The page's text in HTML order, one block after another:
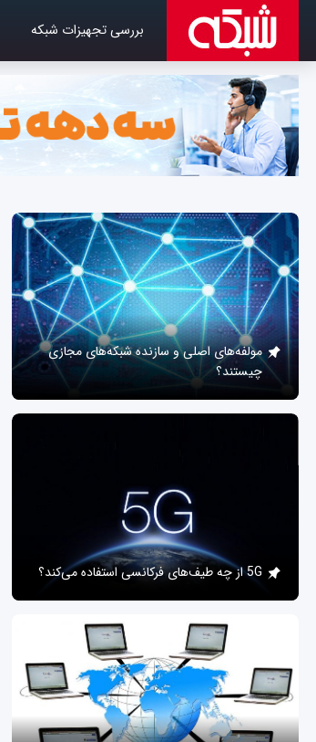
بررسی تجهیزات شبکه
مولفه‌های اصلی و سازنده شبکه‌های مجازی
چیستند؟
5G از چه طیف‌های فرکانسی استفاده می‌کند؟